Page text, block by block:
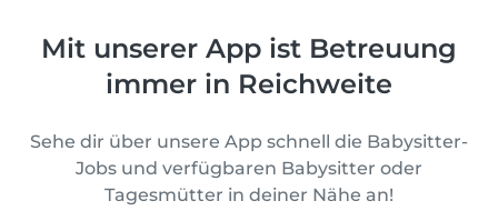
Mit unserer App ist Betreuung
immer in Reichweite
Sehe dir über unsere App schnell die Babysitter-
Jobs und verfügbaren Babysitter oder
Tagesmütter in deiner Nähe an!